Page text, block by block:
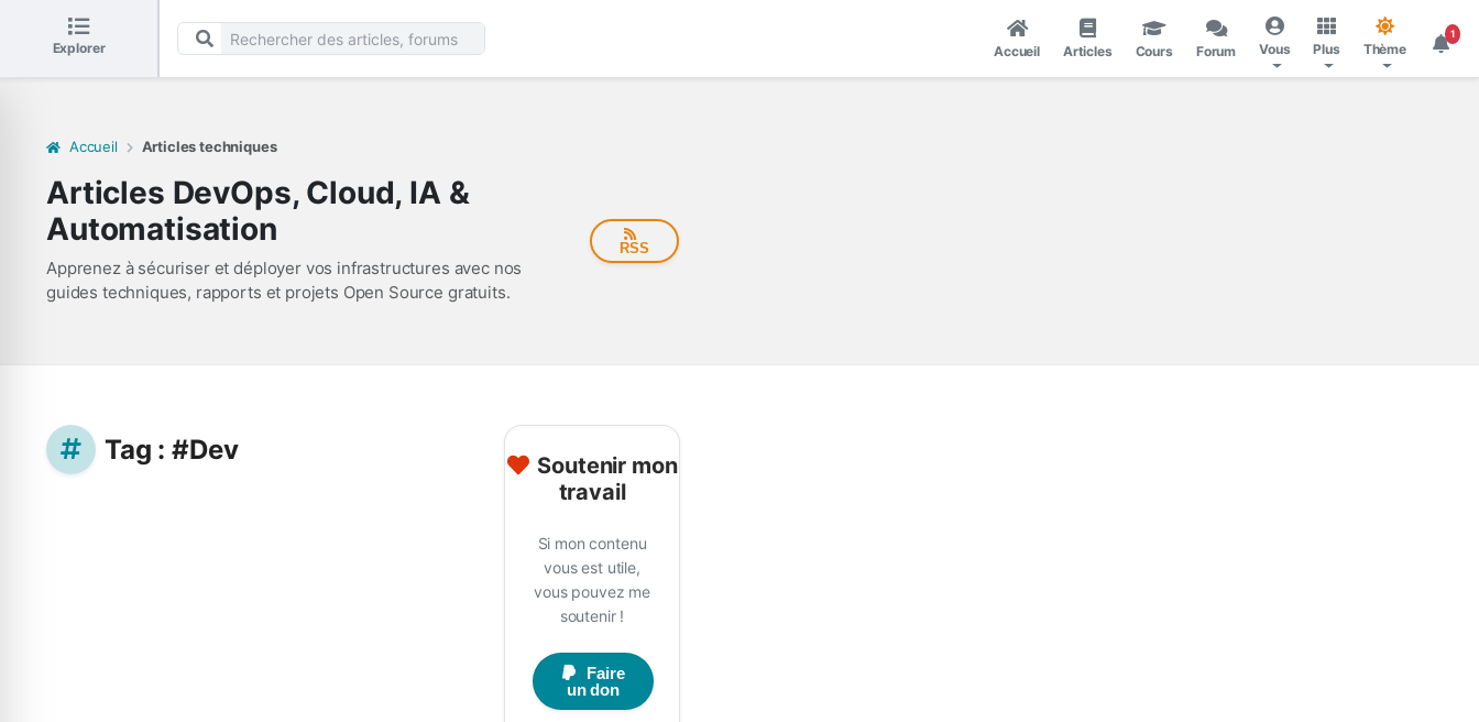
Explorer Accueil Articles Cours Forum Vous Plus Thème
1
Accueil Articles techniques
Articles DevOps, Cloud, IA &
Automatisation
Apprenez à sécuriser et déployer vos infrastructures avec nos
guides techniques, rapports et projets Open Source gratuits.
RSS
Tag : #Dev
Soutenir mon
travail
Si mon contenu
vous est utile,
vous pouvez me
soutenir !
Faire
un don